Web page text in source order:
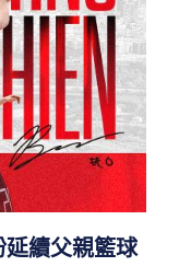
續父親籃球